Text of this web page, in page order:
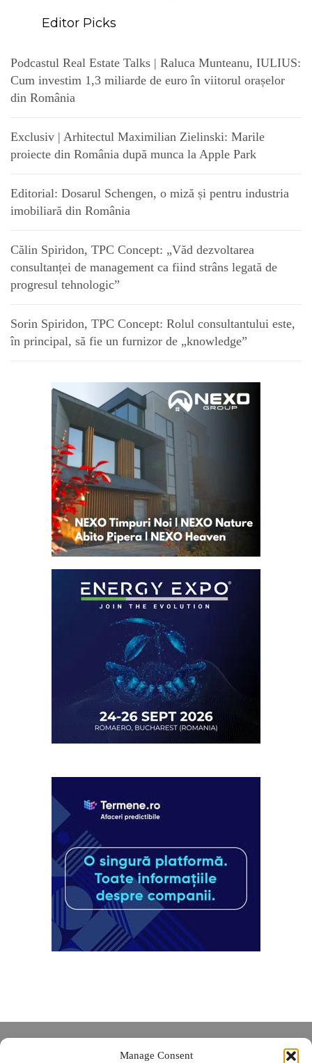
Manage Consent
Editor Picks
Podcastul Real Estate Talks | Raluca Munteanu, IULIUS:
Cum investim 1,3 miliarde de euro în viitorul orașelor
din România
Exclusiv | Arhitectul Maximilian Zielinski: Marile
proiecte din România după munca la Apple Park
Editorial: Dosarul Schengen, o miză și pentru industria
imobiliară din România
Călin Spiridon, TPC Concept: „Văd dezvoltarea
consultanței de management ca fiind strâns legată de
progresul tehnologic”
Sorin Spiridon, TPC Concept: Rolul consultantului este,
în principal, să fie un furnizor de „knowledge”